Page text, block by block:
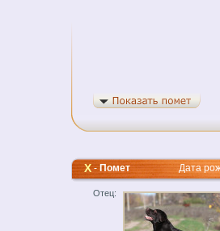
Х-ПометДата
Отец: